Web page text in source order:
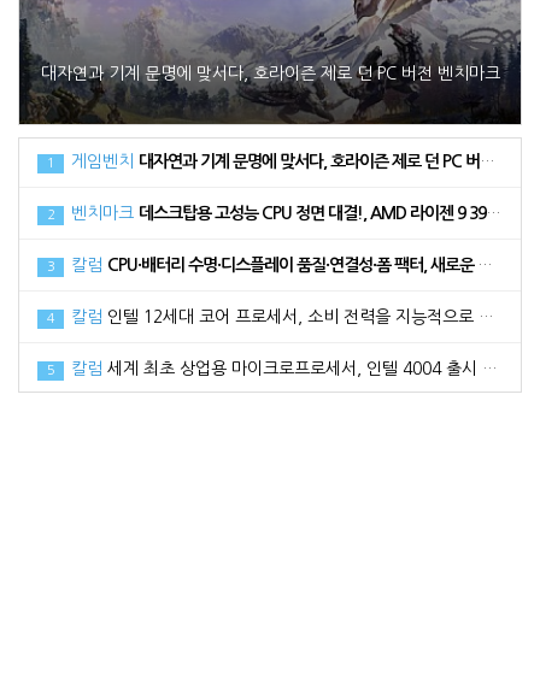
대자연과 기계 문명에 맞서다, 호라이즌 제로 던 PC 버전 벤치마크
1 게임벤치 대자연과 기계 문명에 맞서다, 호라이즌 제로 던 PC 버전 벤치마크
2 벤치마크 데스크탑용 고성능 CPU 정면 대결!, AMD 라이젠 9 3900XT vs 인텔 코어 i9 10900K
3 칼럼 CPU·배터리 수명·디스플레이 품질·연결성·폼 팩터, 새로운 노트북 구매 시 고려해야 할 5가지 요소
4 칼럼 인텔 12세대 코어 프로세서, 소비 전력을 지능적으로 활용하는 방법
5 칼럼 세계 최초 상업용 마이크로프로세서, 인텔 4004 출시 50주년